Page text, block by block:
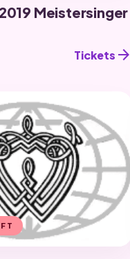
Meistersinger
Tickets arrow_forward